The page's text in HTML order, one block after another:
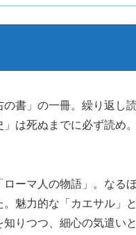
書」の一冊。繰り返し
は死ぬまでに必ず読め
ーマ人の物語」。なる
魅力的な「カエサル」
りつつ、細心の気遣い